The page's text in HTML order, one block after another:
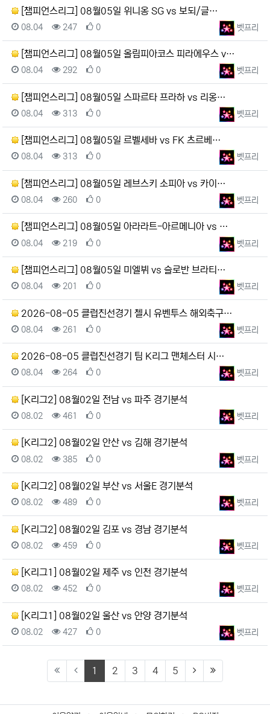
[챔피언스리그] 08월05일 위니옹 SG vs 보되/글…
등록자벳프리
등록일
08.04 조회
247 추천
0
[챔피언스리그] 08월05일 올림피아코스 피라에우스 v…
등록자벳프리
등록일
08.04 조회
292 추천
0
[챔피언스리그] 08월05일 스파르타 프라하 vs 리옹…
등록자벳프리
등록일
08.04 조회
313 추천
0
[챔피언스리그] 08월05일 르벨세바 vs FK 츠르베…
등록자벳프리
등록일
08.04 조회
313 추천
0
[챔피언스리그] 08월05일 레브스키 소피아 vs 카이…
등록자벳프리
등록일
08.04 조회
260 추천
0
[챔피언스리그] 08월05일 아라라트-아르메니아 vs …
등록자벳프리
등록일
08.04 조회
219 추천
0
[챔피언스리그] 08월05일 미엘뷔 vs 슬로반 브라티…
등록자벳프리
등록일
08.04 조회
201 추천
0
2026-08-05 클럽친선경기 첼시 유벤투스 해외축구…
등록자벳프리
등록일
08.04 조회
261 추천
0
2026-08-05 클럽친선경기 팀 K리그 맨체스터 시…
등록자벳프리
등록일
08.04 조회
264 추천
0
[K리그2] 08월02일 전남 vs 파주 경기분석
등록자벳프리
등록일
08.02 조회
461 추천
0
[K리그2] 08월02일 안산 vs 김해 경기분석
등록자벳프리
등록일
08.02 조회
385 추천
0
[K리그2] 08월02일 부산 vs 서울E 경기분석
등록자벳프리
등록일
08.02 조회
489 추천
0
[K리그2] 08월02일 김포 vs 경남 경기분석
등록자벳프리
등록일
08.02 조회
459 추천
0
[K리그1] 08월02일 제주 vs 인천 경기분석
등록자벳프리
등록일
08.02 조회
452 추천
0
[K리그1] 08월02일 울산 vs 안양 경기분석
등록자벳프리
등록일
08.02 조회
427 추천
0
1 (current)
2 3 4 5 (next)(last)